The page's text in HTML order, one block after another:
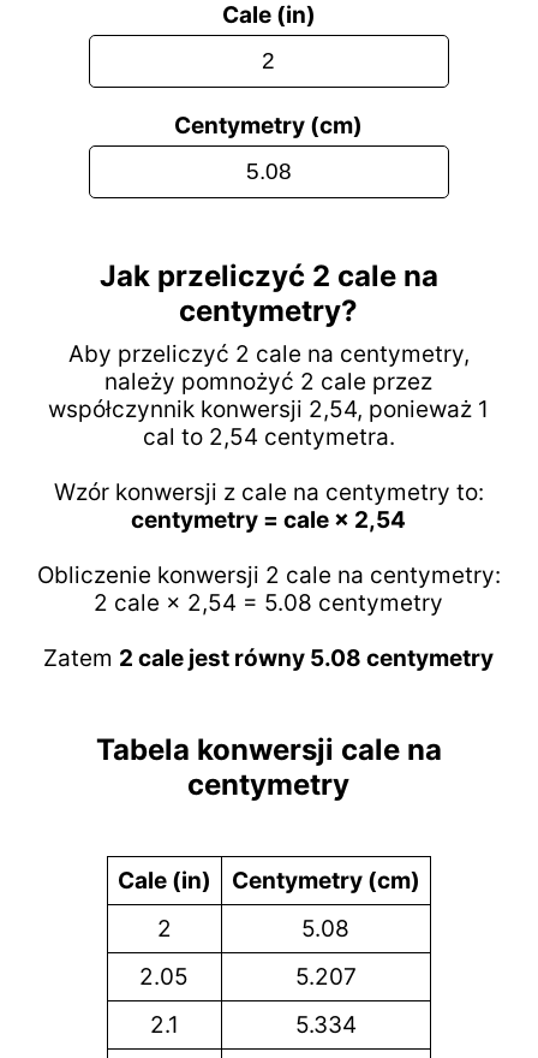
Cale (in)
Centymetry (cm)
Jak przeliczyć 2 cale na
centymetry?
Aby przeliczyć 2 cale na centymetry,
należy pomnożyć 2 cale przez
współczynnik konwersji 2,54, ponieważ 1
cal to 2,54 centymetra.
Wzór konwersji z cale na centymetry to:
centymetry = cale × 2,54
Obliczenie konwersji 2 cale na centymetry:
2 cale × 2,54 = 5.08 centymetry
Zatem 2 cale jest równy 5.08 centymetry
Tabela konwersji cale na
centymetry
Cale (in)
Centymetry (cm)
2
5.08
2.05
5.207
2.1
5.334